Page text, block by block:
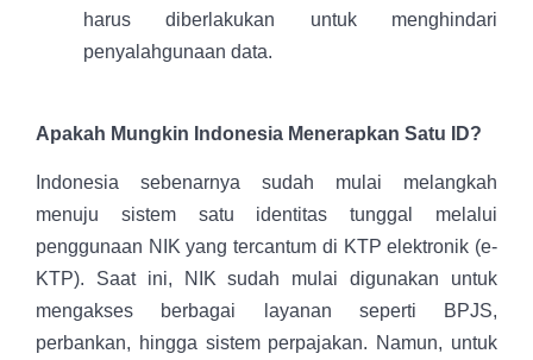
harus diberlakukan untuk menghindari
penyalahgunaan data.
Apakah Mungkin Indonesia Menerapkan Satu ID?
Indonesia sebenarnya sudah mulai melangkah
menuju sistem satu identitas tunggal melalui
penggunaan NIK yang tercantum di KTP elektronik (e-
KTP). Saat ini, NIK sudah mulai digunakan untuk
mengakses berbagai layanan seperti BPJS,
perbankan, hingga sistem perpajakan. Namun, untuk